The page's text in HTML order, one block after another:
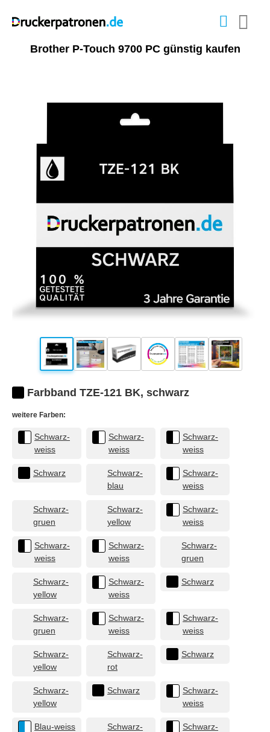
Brother P-Touch 9700 PC günstig kaufen
Farbband TZE-121 BK, schwarz
weitere Farben:
Schwarz-
weiss
Schwarz-
weiss
Schwarz-
weiss
Schwarz
Schwarz-
blau
Schwarz-
weiss
Schwarz-
gruen
Schwarz-
yellow
Schwarz-
weiss
Schwarz-
weiss
Schwarz-
weiss
Schwarz-
gruen
Schwarz-
yellow
Schwarz-
weiss
Schwarz
Schwarz-
gruen
Schwarz-
weiss
Schwarz-
weiss
Schwarz-
yellow
Schwarz-
rot
Schwarz
Schwarz-
yellow
Schwarz
Schwarz-
weiss
Blau-weiss
Schwarz-
Schwarz-